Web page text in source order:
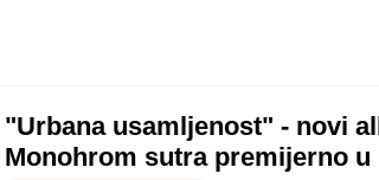
"Urbana usamljenost" - novi
Monohrom sutra premijerno u